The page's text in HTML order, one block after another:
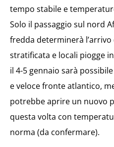
tempo stabile e
Solo il passaggio sul nord
fredda determinerà
stratificata e locali piogge
il 4-5 gennaio sarà
e veloce fronte atlantico,
potrebbe aprire un nuovo
questa volta con
norma (da confermare).